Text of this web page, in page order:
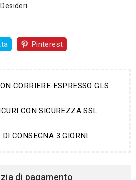
Pinterest
CORRIERE ESPRESSO GLS
CON SICUREZZA SSL
CONSEGNA 3 GIORNI